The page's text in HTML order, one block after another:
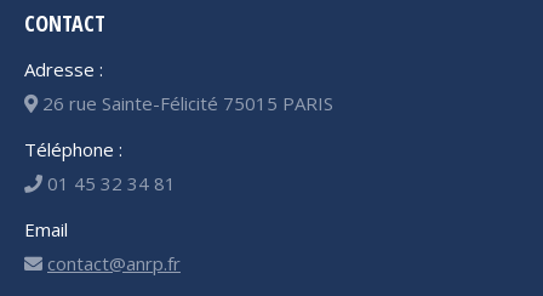
CONTACT
Adresse :
26 rue Sainte-Félicité 75015 PARIS
Téléphone :
01 45 32 34 81
Email
contact@anrp.fr